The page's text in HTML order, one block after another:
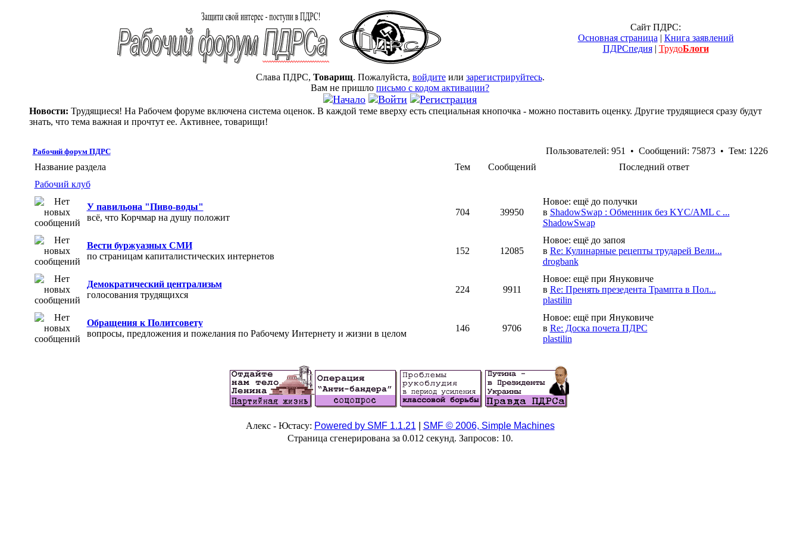
Сайт ПДРС:
Основная страница | Книга заявлений
ПДРСпедия| ТрудоБлоги
Слава ПДРС, Товарищ. Пожалуйста, войдитеили зарегистрируйтесь.
Вам не пришло письмо с кодом активации?
Новости: Трудящиеся! На Рабочем форуме включена система оценок. В каждой теме вверху есть специальная кнопочка - можно поставить оценку. Другие трудящиеся сразу будут
знать, что тема важная и прочтут ее. Активнее, товарищи!
Рабочий форум ПДРС
Пользователей: 951 • Сообщений: 75873 • Тем: 1226
Название раздела
Тем Сообщений
Последний ответ
Рабочий клуб
У павильона "Пиво-воды"
всё, что Корчмар на душу положит
704 39950
Новое: ещё до получки
в ShadowSwap : Обменник без KYC/AML с ...
ShadowSwap
Вести буржуазных СМИ
по страницам капиталистических интернетов
152 12085
Новое: ещё до запоя
в Re: Кулинарные рецепты трударей Вели...
drogbank
Демократический централизьм
голосования трудящихся
224 9911
Новое: ещё при Януковиче
в Re: Пренять презедента Трампта в Пол...
plastilin
Обращения к Политсовету
вопросы, предложения и пожелания по Рабочему Интернету и жизни в целом
146 9706
Новое: ещё при Януковиче
в Re: Доска почета ПДРС
plastilin
Алекс - Юстасу: Powered by SMF 1.1.21
SMF © 2006, Simple Machines
Страница сгенерирована за 0.012 секунд. Запросов: 10.